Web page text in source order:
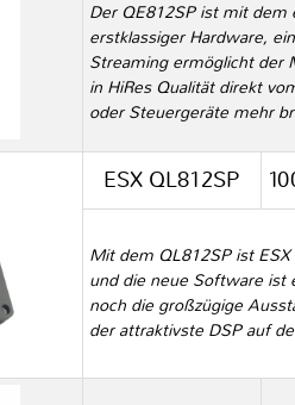
Der QE812SP ist mit dem
erstklassiger Hardware,
Streaming ermöglicht der
in HiRes Qualität direkt
oder Steuergeräte mehr
ESX QL812SP
Mit dem QL812SP ist
und die neue Software ist
noch die großzügige
der attraktivste DSP auf